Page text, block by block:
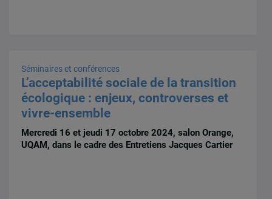
Séminaires et conférences
L’acceptabilité sociale de la transition
écologique : enjeux, controverses et
vivre-ensemble
Mercredi 16 et jeudi 17 octobre 2024, salon Orange,
UQAM, dans le cadre des Entretiens Jacques Cartier